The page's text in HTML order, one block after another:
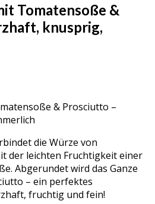
Tomatensoße &
knusprig,
die Würze von
der leichten Fruchtigkeit einer
Abgerundet wird das Ganze
– ein perfektes
fruchtig und fein!